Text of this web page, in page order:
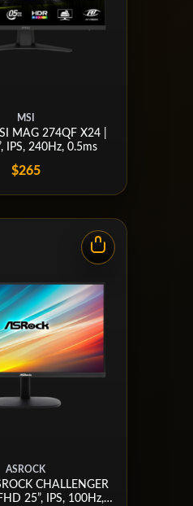
MSI
MAG 274QF X24 |
IPS, 240Hz, 0.5ms
$265
ASROCK
CHALLENGER
25”, IPS, 100Hz,